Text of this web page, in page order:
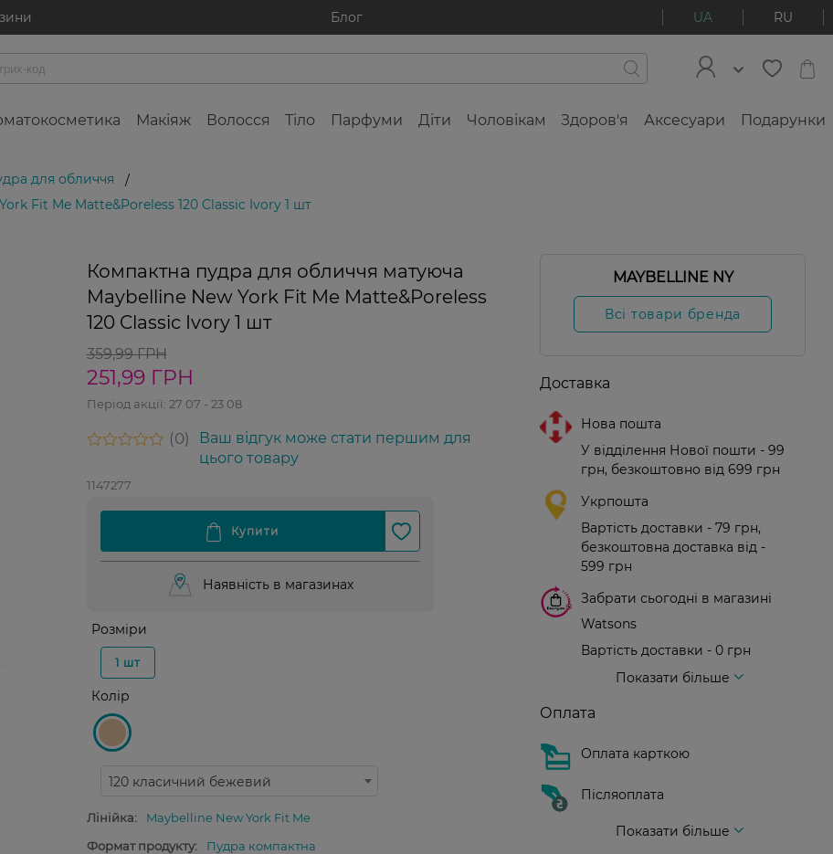
Блог UA RU
Макіяж Волосся Тіло Парфуми Діти Чоловікам Здоров'я Аксесуари Подарунки
для обличчя
/
Fit Me Matte&Poreless 120 Classic Ivory 1 шт
Компактна пудра для обличчя матуюча
Maybelline New York Fit Me Matte&Poreless
120 Classic Ivory 1 шт
359,99 ГРН
251,99 ГРН
Період акції: 27 07 - 23 08
0
Ваш відгук може стати першим для
цього товару
1147277
Наявність в магазинах
Розміри
1 шт
Колір
120 класичний бежевий
Лінійка:
Maybelline New York Fit Me
Формат продукту:
Пудра компактна
MAYBELLINE NY
Всі товари бренда
Доставка
Нова пошта
У відділення Нової пошти - 99
грн, безкоштовно від 699 грн
Укрпошта
Вартість доставки - 79 грн,
безкоштовна доставка від -
599 грн
Забрати сьогодні в магазині
Watsons
Вартість доставки - 0 грн
Показати більше
Оплата
Оплата карткою
Післяоплата
Показати більше